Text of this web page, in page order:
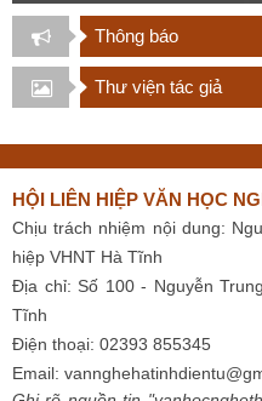
Thông báo
Thư viện tác giả
HỘI LIÊN HIỆP VĂN HỌC
Chịu trách nhiệm nội dung:
hiệp VHNT Hà Tĩnh
Địa chỉ: Số 100 - Nguyễn
Tĩnh
Điện thoại: 02393 855345
Email: